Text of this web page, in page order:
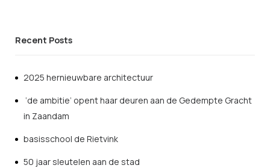
Recent Posts
2025 hernieuwbare architectuur
‘de ambitie’ opent haar deuren aan de Gedempte Gracht
in Zaandam
basisschool de Rietvink
50 jaar sleutelen aan de stad